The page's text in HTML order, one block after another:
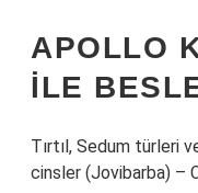
APOLLO
ILE
Tırtıl, Sedum türleri
cinsler (Jovibarba) –